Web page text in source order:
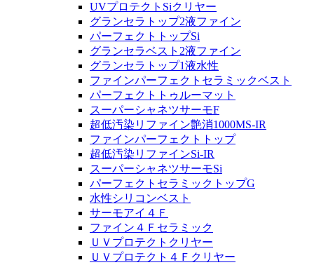
UVプロテクトSiクリヤー
グランセラトップ2液ファイン
パーフェクトトップSi
グランセラベスト2液ファイン
グランセラトップ1液水性
ファインパーフェクトセラミックベスト
パーフェクトトゥルーマット
スーパーシャネツサーモF
超低汚染リファイン艶消1000MS-IR
ファインパーフェクトトップ
超低汚染リファインSi-IR
スーパーシャネツサーモSi
パーフェクトセラミックトップG
水性シリコンベスト
サーモアイ４Ｆ
ファイン４Ｆセラミック
ＵＶプロテクトクリヤー
ＵＶプロテクト４Ｆクリヤー